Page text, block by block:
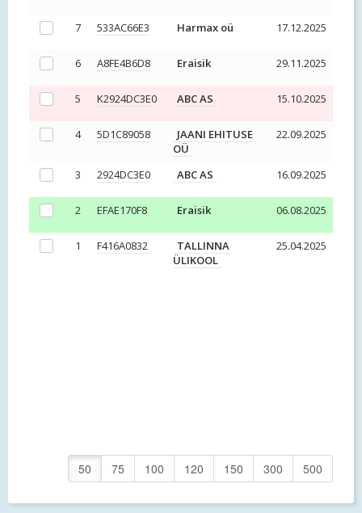
7 533AC66E3 Harmax oü 17.12.2025
6 A8FE4B6D8 Eraisik 29.11.2025
5 K2924DC3E0 ABC AS 15.10.2025
4 5D1C89058
JAANI EHITUSE
OÜ
22.09.2025
3 2924DC3E0 ABC AS 16.09.2025
2 EFAE170F8 Eraisik 06.08.2025
1 F416A0832
TALLINNA
ÜLIKOOL
25.04.2025
50 75 100 120 150 300 500